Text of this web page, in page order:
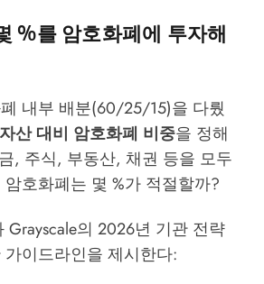
%를 암호화폐에 투자해
내부 배분(60/25/15)을 다뤘
산 대비 암호화폐 비중을 정해
, 주식, 부동산, 채권 등을 모두
호화폐는 몇 %가 적절할까?
Grayscale의 2026년 기관 전략
이드라인을 제시한다: